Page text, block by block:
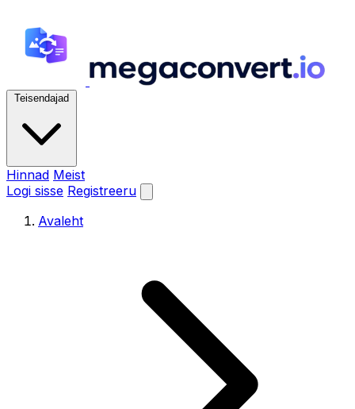
Teisendajad
Hinnad Meist
Logi sisse Registreeru
Avaleht